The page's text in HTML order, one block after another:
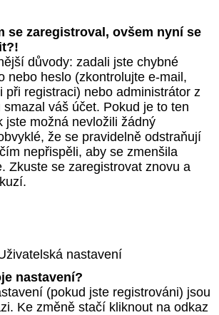
se zaregistroval, ovšem nyní se
důvody: zadali jste chybné
nebo heslo (zkontrolujte e-mail,
při registraci) nebo administrátor z
váš účet. Pokud je to ten
jste možná nevložili žádný
že se pravidelně odstraňují
nepřispěli, aby se zmenšila
Zkuste se zaregistrovat znovu a
nastavení
nastavení?
(pokud jste registrováni) jsou
Ke změně stačí kliknout na odkaz